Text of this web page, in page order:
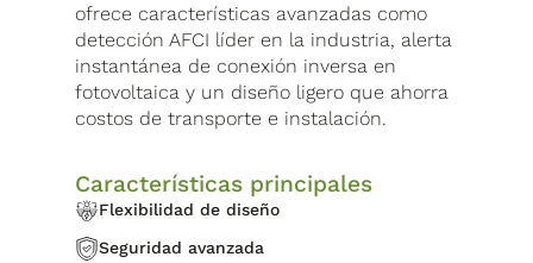
ofrece características avanzadas como
detección AFCI líder en la industria, alerta
instantánea de conexión inversa en
fotovoltaica y un diseño ligero que ahorra
costos de transporte e instalación.
Características principales
Flexibilidad de diseño
Seguridad avanzada